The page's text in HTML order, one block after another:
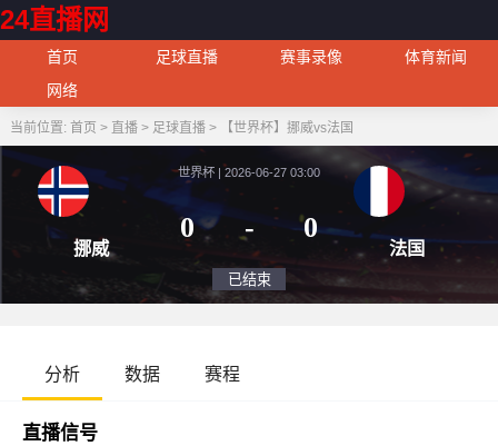
24直播网
首页 足球直播 赛事录像
体育新闻
网络
当前位置: 首页 > 直播> 足球直播> 【世界杯】挪威vs法国
挪威
世界杯 | 2026-06-27 03:00
0
分析 数据 赛程
直播信号